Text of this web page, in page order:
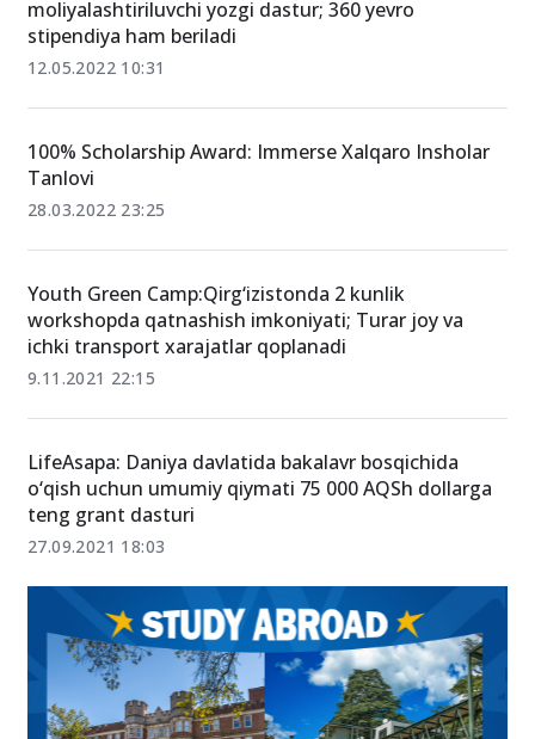
moliyalashtiriluvchi yozgi dastur; 360 yevro
stipendiya ham beriladi
12.05.2022 10:31
100% Scholarship Award: Immerse Xalqaro Insholar
Tanlovi
28.03.2022 23:25
Youth Green Camp:Qirg‘izistonda 2 kunlik
workshopda qatnashish imkoniyati; Turar joy va
ichki transport xarajatlar qoplanadi
9.11.2021 22:15
LifeAsapa: Daniya davlatida bakalavr bosqichida
o‘qish uchun umumiy qiymati 75 000 AQSh dollarga
teng grant dasturi
27.09.2021 18:03